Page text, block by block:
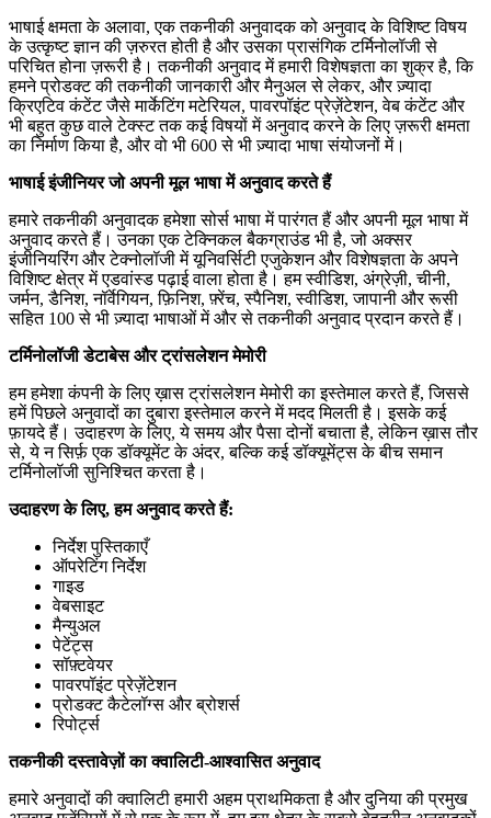
भाषाई क्षमता के अलावा, एक तकनीकी अनुवादक को अनुवाद के विशिष्ट विषय
के उत्कृष्ट ज्ञान की ज़रुरत होती है और उसका प्रासंगिक टर्मिनोलॉजी से
परिचित होना ज़रूरी है। तकनीकी अनुवाद में हमारी विशेषज्ञता का शुक्र है, कि
हमने प्रोडक्ट की तकनीकी जानकारी और मैनुअल से लेकर, और ज़्यादा
क्रिएटिव कंटेंट जैसे मार्केटिंग मटेरियल, पावरपॉइंट प्रेज़ेंटेशन, वेब कंटेंट और
भी बहुत कुछ वाले टेक्स्ट तक कई विषयों में अनुवाद करने के लिए ज़रूरी क्षमता
का निर्माण किया है, और वो भी 600 से भी ज़्यादा भाषा संयोजनों में।
भाषाई इंजीनियर जो अपनी मूल भाषा में अनुवाद करते हैं
हमारे तकनीकी अनुवादक हमेशा सोर्स भाषा में पारंगत हैं और अपनी मूल भाषा में
अनुवाद करते हैं। उनका एक टेक्निकल बैकग्राउंड भी है, जो अक्सर
इंजीनियरिंग और टेक्नोलॉजी में यूनिवर्सिटी एजुकेशन और विशेषज्ञता के अपने
विशिष्ट क्षेत्र में एडवांस्ड पढ़ाई वाला होता है। हम स्वीडिश, अंग्रेज़ी, चीनी,
जर्मन, डैनिश, नॉर्वेगियन, फ़िनिश, फ़्रेंच, स्पैनिश, स्वीडिश, जापानी और रूसी
सहित 100 से भी ज़्यादा भाषाओं में और से तकनीकी अनुवाद प्रदान करते हैं।
टर्मिनोलॉजी डेटाबेस और ट्रांसलेशन मेमोरी
हम हमेशा कंपनी के लिए ख़ास ट्रांसलेशन मेमोरी का इस्तेमाल करते हैं, जिससे
हमें पिछले अनुवादों का दुबारा इस्तेमाल करने में मदद मिलती है। इसके कई
फ़ायदे हैं। उदाहरण के लिए, ये समय और पैसा दोनों बचाता है, लेकिन ख़ास तौर
से, ये न सिर्फ़ एक डॉक्यूमेंट के अंदर, बल्कि कई डॉक्यूमेंट्स के बीच समान
टर्मिनोलॉजी सुनिश्चित करता है।
उदाहरण के लिए, हम अनुवाद करते हैं:
निर्देश पुस्तिकाएँ
ऑपरेटिंग निर्देश
गाइड
वेबसाइट
मैन्युअल
पेटेंट्स
सॉफ़्टवेयर
पावरपॉइंट प्रेज़ेंटेशन
प्रोडक्ट कैटेलॉग्स और ब्रोशर्स
रिपोर्ट्स
तकनीकी दस्तावेज़ों का क्वालिटी-आश्वासित अनुवाद
हमारे अनुवादों की क्वालिटी हमारी अहम प्राथमिकता है और दुनिया की प्रमुख